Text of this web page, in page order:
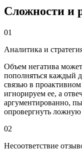
Сложности и
01
Аналитика и
Объем негатива
пополняться каждый
связью в
игнорируем ее, а
аргументированно,
опровергнуть
02
Несоответствие